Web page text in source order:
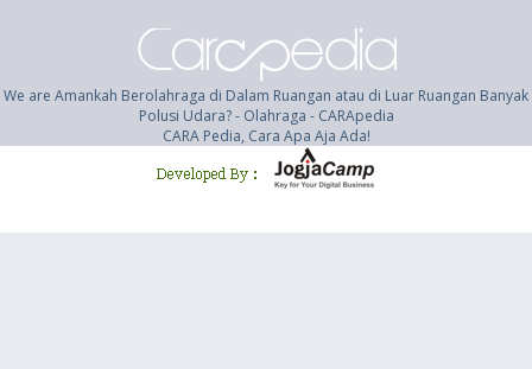
We are Amankah Berolahraga di Dalam Ruangan atau di Luar Ruangan Banyak
Polusi Udara? - Olahraga - CARApedia
CARA Pedia, Cara Apa Aja Ada!